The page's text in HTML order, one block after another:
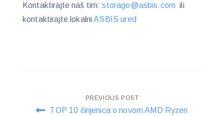
Kontaktirajte naš tim:storage@asbis.com ili
kontaktirajte lokalniASBIS ured
Post
PREVIOUS POST
TOP 10 činjenica o novom AMD Ryzen